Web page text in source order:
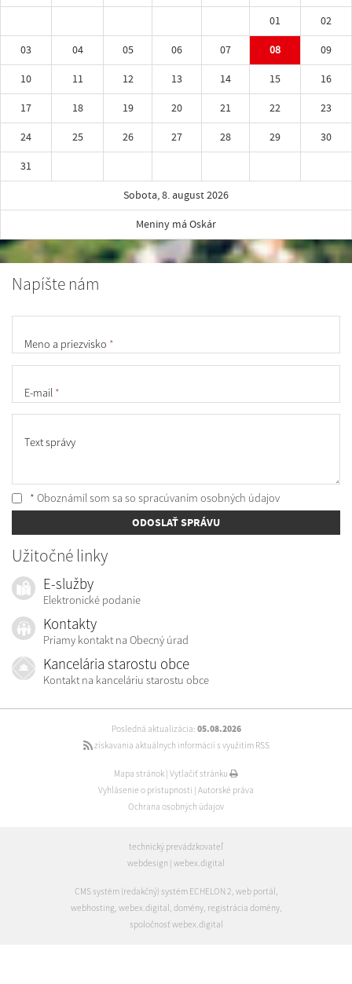
01
02
03
04 05 06 07 08
09
10
11 12 13 14 15
16
17
18 19 20 21 22
23
24
25 26 27 28 29
30
31
Sobota, 8. august 2026
Meniny má Oskár
Napíšte nám
Meno a priezvisko *
E-mail *
Text správy
* Oboznámil som sa so spracúvaním osobných údajov
ODOSLAŤ SPRÁVU
Užitočné linky
E-služby
Elektronické podanie
Kontakty
Priamy kontakt na Obecný úrad
Kancelária starostu obce
Kontakt na kanceláriu starostu obce
Posledná aktualizácia: 05.08.2026
získavania aktuálnych informácií s využitím RSS
Mapa stránok Vytlačiť stránku
Vyhlásenie o prístupnosti Autorské práva
Ochrana osobných údajov
technický prevádzkovateľ
webdesign webex.digital
CMS systém (redakčný) systém ECHELON 2, web portál ,
webhosting, webex.digital , domény, registrácia domény,
spoločnosť webex.digital